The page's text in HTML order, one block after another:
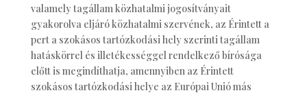
valamely tagállam közhatalmi jogosítványait
gyakorolva eljáró közhatalmi szervének, az Érintett a
pert a szokásos tartózkodási hely szerinti tagállam
hatáskörrel és illetékességgel rendelkező bírósága
előtt is megindíthatja, amennyiben az Érintett
szokásos tartózkodási helye az Európai Unió más